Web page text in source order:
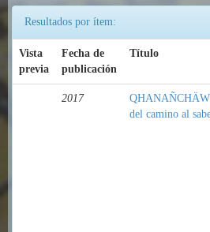
Resultados por ítem:
Vista
previa
Fecha de
publicación
Título
2017
del camino al